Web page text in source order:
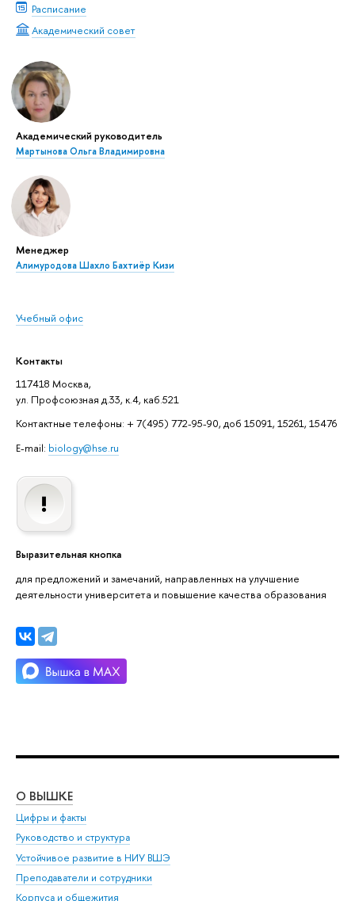
Расписание
Академический совет
Академический руководитель
Мартынова Ольга Владимировна
Менеджер
Алимуродова Шахло Бахтиёр Кизи
Учебный офис
Контакты
117418 Москва,
ул. Профсоюзная д.33, к.4, каб.521
Контактные телефоны: + 7(495) 772-95-90, доб 15091, 15261, 15476
E-mail: biology@hse.ru
Выразительная кнопка
для предложений и замечаний, направленных на улучшение
деятельности университета и повышение качества образования
О ВЫШКЕ
Цифры и факты
Руководство и структура
Устойчивое развитие в НИУ ВШЭ
Преподаватели и сотрудники
Корпуса и общежития